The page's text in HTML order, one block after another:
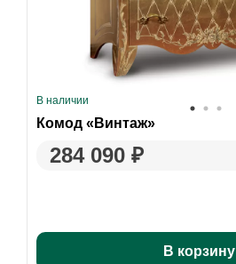
В наличии
Комод «Винтаж»
284 090 ₽
В корзину